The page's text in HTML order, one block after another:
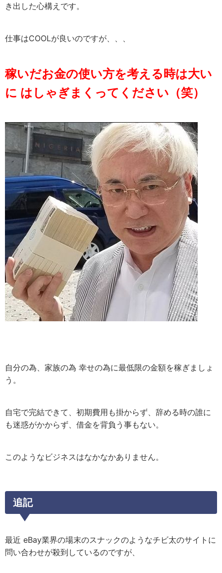
き出した心構えです。
仕事はCOOLが良いのですが、、、
稼いだお金の使い方を考える時は大い
に はしゃぎまくってください（笑）
自分の為、家族の為 幸せの為に最低限の金額を稼ぎましょ
う。
自宅で完結できて、初期費用も掛からず、辞める時の誰に
も迷惑がかからず、借金を背負う事もない。
このようなビジネスはなかなかありません。
追記
最近 eBay業界の場末のスナックのようなチビ太のサイトに
問い合わせが殺到しているのですが、